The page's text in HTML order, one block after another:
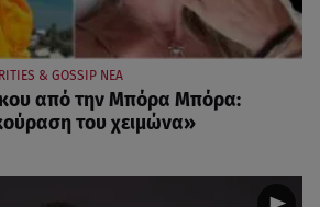
& GOSSIP ΝΕΑ
από την Μπόρα Μπόρα:
του χειμώνα»